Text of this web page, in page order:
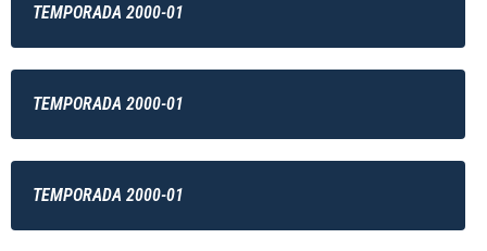
TEMPORADA 2000-01
TEMPORADA 2000-01
TEMPORADA 2000-01